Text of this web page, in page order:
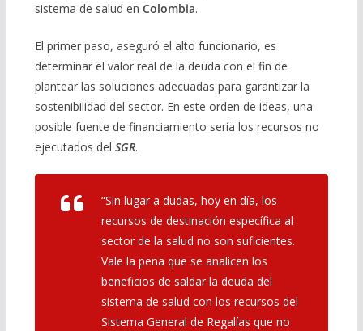
sistema de salud en Colombia.
El primer paso, aseguró el alto funcionario, es
determinar el valor real de la deuda con el fin de
plantear las soluciones adecuadas para garantizar la
sostenibilidad del sector. En este orden de ideas, una
posible fuente de financiamiento sería los recursos no
ejecutados del SGR.
“Sin lugar a dudas, hoy en día, los
recursos de destinación específica al
sector de la salud no son suficientes.
Vale la pena que se analicen los
beneficios de saldar la deuda del
sistema de salud con los recursos del
Sistema General de Regalías que no